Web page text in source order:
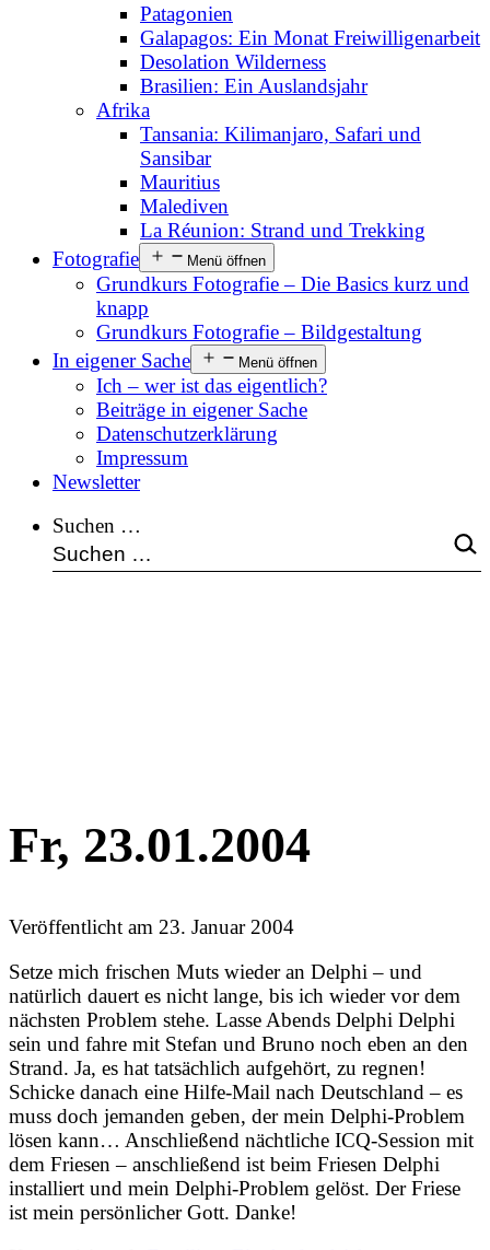
Patagonien
Galapagos: Ein Monat Freiwilligenarbeit
Desolation Wilderness
Brasilien: Ein Auslandsjahr
Afrika
Tansania: Kilimanjaro, Safari und
Sansibar
Mauritius
Malediven
La Réunion: Strand und Trekking
Fotografie
Menü öffnen
Grundkurs Fotografie – Die Basics kurz und
knapp
Grundkurs Fotografie – Bildgestaltung
In eigener Sache
Menü öffnen
Ich – wer ist das eigentlich?
Beiträge in eigener Sache
Datenschutzerklärung
Impressum
Newsletter
Suchen …
Fr, 23.01.2004
Veröffentlicht am 23. Januar 2004
Setze mich frischen Muts wieder an Delphi – und
natürlich dauert es nicht lange, bis ich wieder vor dem
nächsten Problem stehe. Lasse Abends Delphi Delphi
sein und fahre mit Stefan und Bruno noch eben an den
Strand. Ja, es hat tatsächlich aufgehört, zu regnen!
Schicke danach eine Hilfe-Mail nach Deutschland – es
muss doch jemanden geben, der mein Delphi-Problem
lösen kann… Anschließend nächtliche ICQ-Session mit
dem Friesen – anschließend ist beim Friesen Delphi
installiert und mein Delphi-Problem gelöst. Der Friese
ist mein persönlicher Gott. Danke!